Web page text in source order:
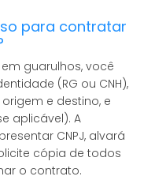
para contratar
guarulhos, você
(RG ou CNH),
e destino, e
aplicável). A
CNPJ, alvará
cópia de todos
o contrato.